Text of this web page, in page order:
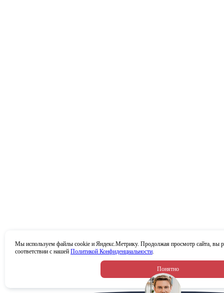
Мы используем файлы cookie и Яндекс.Метрику. Продолжая просмотр сайта, вы
соответствии с нашей Политикой Конфиденциальности.
Понятно